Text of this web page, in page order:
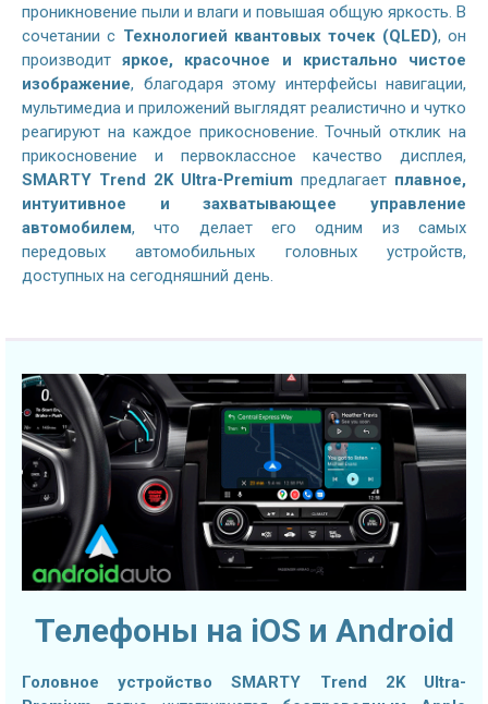
проникновение пыли и влаги и повышая общую яркость. В
сочетании с Технологией квантовых точек (QLED), он
производитяркое, красочное и кристально чистое
изображение, благодаря этому интерфейсы навигации,
мультимедиа и приложений выглядят реалистично и чутко
реагируют на каждое прикосновение. Точный отклик на
прикосновение и первоклассное качество дисплея,
SMARTY Trend 2K Ultra-Premium предлагает плавное,
интуитивное и захватывающее управление
автомобилем, что делает его одним из самых
передовых автомобильных головных устройств,
доступных на сегодняшний день.
Телефоны на iOS и Android
Головное устройство SMARTY Trend 2K Ultra-